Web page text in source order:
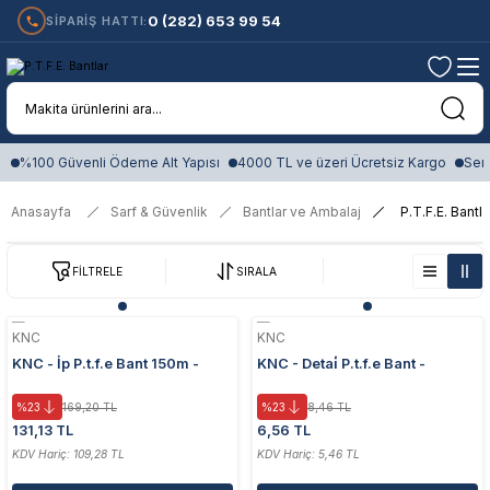
SİPARİŞ HATTI: 0 (282) 653 99 54
%100 Güvenli Ödeme Alt Yapısı 4000 TL ve üzeri Ücretsiz Kargo
Anasayfa Sarf & Güvenlik Bantlar ve Ambalaj P.T.F.E.
FİLTRELE SIRALA
KNC
KNC - İp P.t.f.e Bant 150m -
%23 169,20 TL
131,13 TL
KDV Hariç: 109,28 TL
KNC
KNC - Detai̇ P.t.f.e Bant -
%23 8,46 TL
6,56 TL
KDV Hariç: 5,46 TL